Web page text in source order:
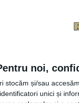
noi,
stocăm și/sau
unici și
300 de